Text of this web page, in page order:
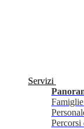
Servizi
Percorsi